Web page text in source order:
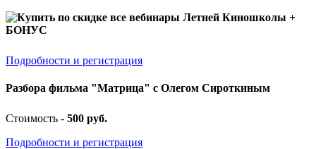
Купить по скидке все вебинары Летней Киношколы +
БОНУС
Подробности и регистрация
Разбора фильма "Матрица" с Олегом Сироткиным
Стоимость - 500 руб.
Подробности и регистрация